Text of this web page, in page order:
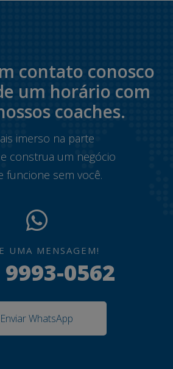
contato conosco
um horário com
coaches.
imerso na parte
construa um negócio
funcione sem você.
UMA MENSAGEM!
0562
Enviar WhatsApp